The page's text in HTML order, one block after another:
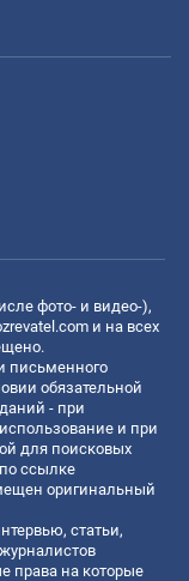
фото- и видео-),
и на всех
письменного
обязательной
- при
и при
для поисковых
ссылке
оригинальный
статьи,
права на которые